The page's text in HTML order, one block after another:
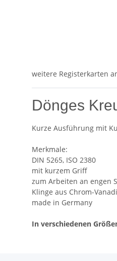
weitere Registerkarten
Dönges
Kurze Ausführung mit
Merkmale:
DIN 5265, ISO 2380
mit kurzem Griff
zum Arbeiten an engen
Klinge aus Chrom-
made in Germany
In verschiedenen